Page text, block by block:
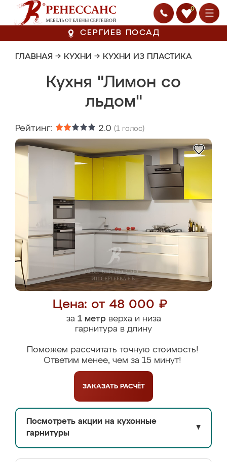
0
СЕРГИЕВ ПОСАД
ГЛАВНАЯ → КУХНИ → КУХНИ ИЗ ПЛАСТИКА
Кухня "Лимон со
льдом"
Рейтинг: 2.0 (1 голос)
Цена: от 48 000 ₽
за 1 метрверха и низа
гарнитура в длину
Поможем рассчитать точную стоимость!
Ответим менее, чем за 15 минут!
ЗАКАЗАТЬ РАСЧЁТ
Посмотреть акции на кухонные
гарнитуры
▼